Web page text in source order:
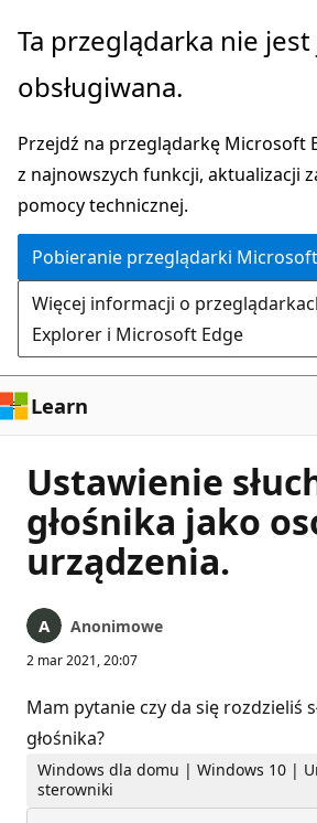
Przejdź
głównej
Ta przeglądarka nie jest
obsługiwana.
Przejdź na przeglądarkę Microsoft
z najnowszych funkcji, aktualizacji
pomocy technicznej.
Pobieranie przeglądarki
Więcej informacji o
Explorer i Microsoft Edge
Learn
Ustawienie
głośnika jako
urządzenia.
Anonimowe
2 mar 2021, 20:07
Mam pytanie czy da się rozdzieliś
głośnika?
Windows dla domu | Windows 10 |
sterowniki